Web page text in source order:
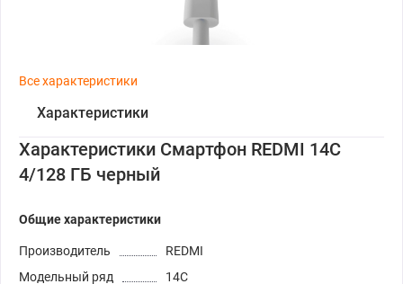
Все характеристики
Характеристики
Характеристики Смартфон REDMI 14C
4/128 ГБ черный
Общие характеристики
Производитель
REDMI
Модельный ряд
14C